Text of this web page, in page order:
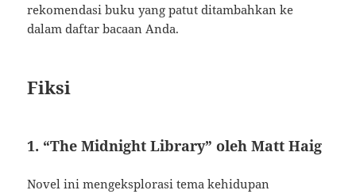
rekomendasi buku yang patut ditambahkan ke
dalam daftar bacaan Anda.
Fiksi
1. “The Midnight Library” oleh Matt Haig
Novel ini mengeksplorasi tema kehidupan